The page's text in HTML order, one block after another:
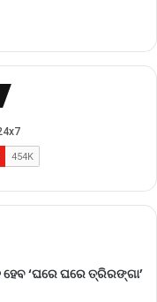
‘ଘରେ ଘରେ ତ୍ରିରଙ୍ଗା’